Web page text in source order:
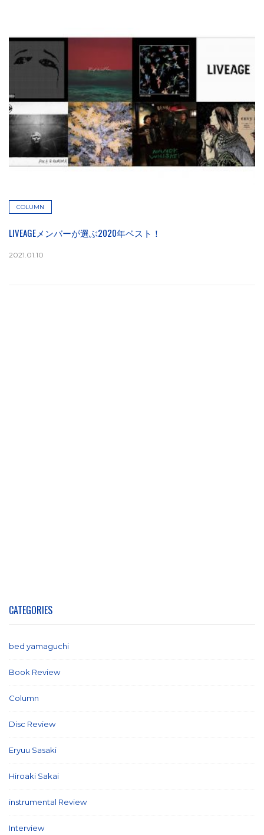
COLUMN
LIVEAGEメンバーが選ぶ2020年ベスト！
2021.01.10
CATEGORIES
bed yamaguchi
Book Review
Column
Disc Review
Eryuu Sasaki
Hiroaki Sakai
instrumental Review
Interview